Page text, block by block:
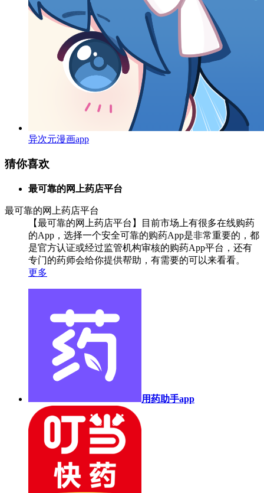
异次元漫画app
猜你喜欢
最可靠的网上药店平台
最可靠的网上药店平台
【最可靠的网上药店平台】目前市场上有很多在线购药
的App，选择一个安全可靠的购药App是非常重要的，都
是官方认证或经过监管机构审核的购药App平台，还有
专门的药师会给你提供帮助，有需要的可以来看看。
更多
用药助手app